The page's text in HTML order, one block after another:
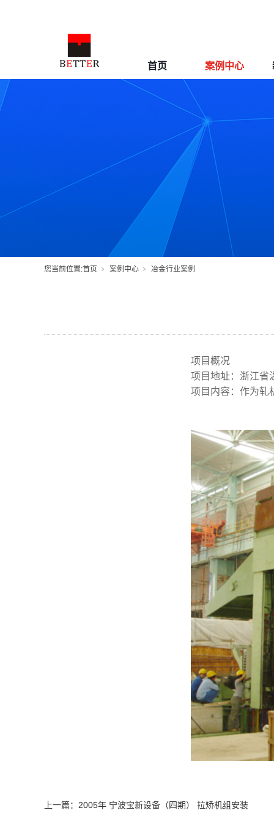
首页 案例中心
您当前位置:首页 案例中心 冶金行业案例
项目概况
项目地址：浙江省
项目内容：作为轧
上一篇： 2005年 宁波宝新设备（四期） 拉矫机组安装